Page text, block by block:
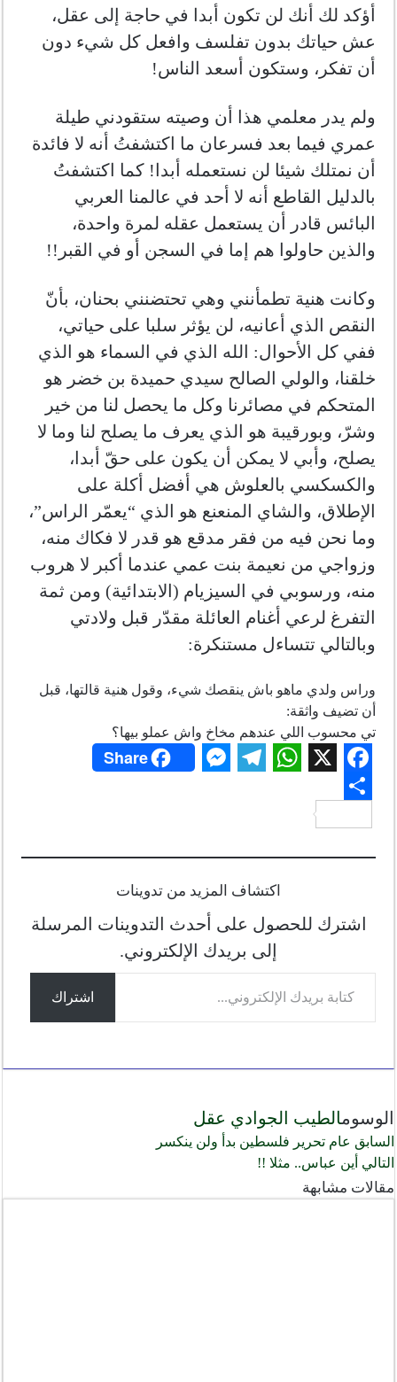
أؤكد لك أنك لن تكون أبدا في حاجة إلى عقل،
عش حياتك بدون تفلسف وافعل كل شيء دون
أن تفكر، وستكون أسعد الناس!
ولم يدر معلمي هذا أن وصيته ستقودني طيلة
عمري فيما بعد فسرعان ما اكتشفتُ أنه لا فائدة
أن نمتلك شيئا لن نستعمله أبدا! كما اكتشفتُ
بالدليل القاطع أنه لا أحد في عالمنا العربي
البائس قادر أن يستعمل عقله لمرة واحدة،
والذين حاولوا هم إما في السجن أو في القبر!!
وكانت هنية تطمأنني وهي تحتضنني بحنان، بأنّ
النقص الذي أعانيه، لن يؤثر سلبا على حياتي،
ففي كل الأحوال: الله الذي في السماء هو الذي
خلقنا، والولي الصالح سيدي حميدة بن خضر هو
المتحكم في مصائرنا وكل ما يحصل لنا من خير
وشرّ، وبورقيبة هو الذي يعرف ما يصلح لنا وما لا
يصلح، وأبي لا يمكن أن يكون على حقّ أبدا،
والكسكسي بالعلوش هي أفضل أكلة على
الإطلاق، والشاي المنعنع هو الذي “يعمّر الراس”،
وما نحن فيه من فقر مدقع هو قدر لا فكاك منه،
وزواجي من نعيمة بنت عمي عندما أكبر لا هروب
منه، ورسوبي في السيزيام (الابتدائية) ومن ثمة
التفرغ لرعي أغنام العائلة مقدّر قبل ولادتي
وبالتالي تتساءل مستنكرة:
وراس ولدي ماهو باش ينقصك شيء، وقول هنية قالتها، قبل
أن تضيف واثقة:
تي محسوب اللي عندهم مخاخ واش عملو بيها؟
F
a
e
X
t
A
l
e
g
r
s
s
e
n
r
Share
S
h
اكتشاف المزيد من تدوينات
اشترك للحصول على أحدث التدوينات المرسلة
إلى بريدك الإلكتروني.
بريدك
الإلكتروني...
اشتراك
الوسومالطيب الجوادي عقل
السابق عام تحرير فلسطين بدأ ولن ينكسر
التالي أين عباس.. مثلا !!
مقالات مشابهة